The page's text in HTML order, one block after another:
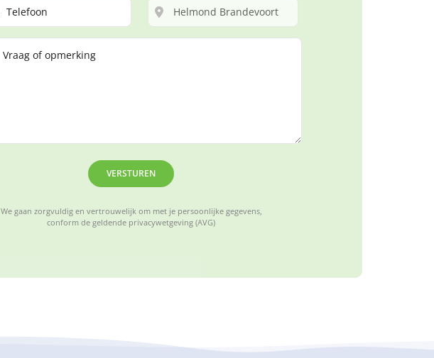
VERSTUREN
We gaan zorgvuldig en vertrouwelijk om met je persoonlijke gegevens,
conform de geldende privacywetgeving (AVG)